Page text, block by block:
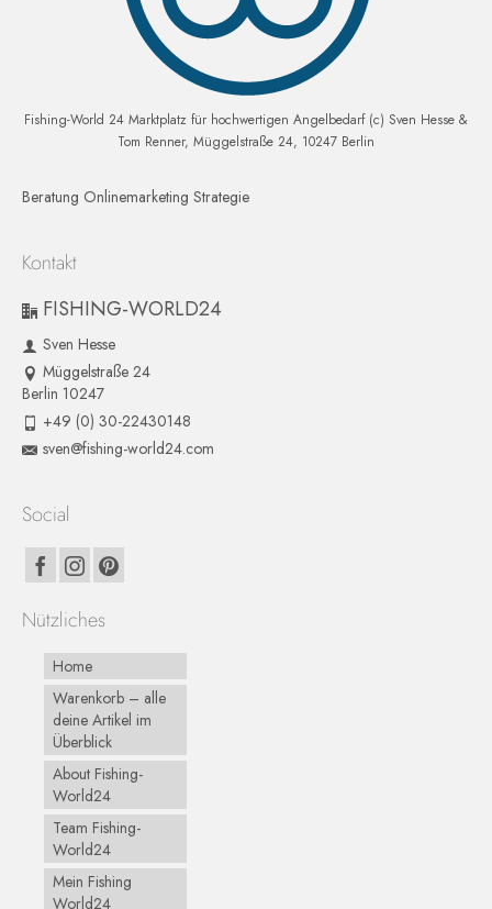
Fishing-World 24 Marktplatz für hochwertigen Angelbedarf (c) Sven Hesse &
Tom Renner, Müggelstraße 24, 10247 Berlin
Beratung Onlinemarketing Strategie
Kontakt
FISHING-WORLD24
Sven Hesse
Müggelstraße 24
Berlin 10247
+49 (0) 30-22430148
sven@fishing-world24.com
Social
Nützliches
Home
Warenkorb – alle
deine Artikel im
Überblick
About Fishing-
World24
Team Fishing-
World24
Mein Fishing
World24